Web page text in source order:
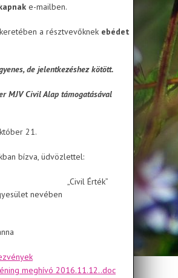
e-mailben.
a résztvevőknek ebédet
de jelentkezéshez kötött.
MJV Civil Alap támogatásával
21.
bízva, üdvözlettel:
Érték”
Egyesület nevében
meghívó 2016.11.12..doc